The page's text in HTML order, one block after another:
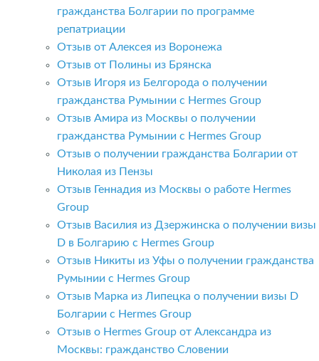
гражданства Болгарии по программе
репатриации
Отзыв от Алексея из Воронежа
Отзыв от Полины из Брянска
Отзыв Игоря из Белгорода о получении
гражданства Румынии с Hermes Group
Отзыв Амира из Москвы о получении
гражданства Румынии с Hermes Group
Отзыв о получении гражданства Болгарии от
Николая из Пензы
Отзыв Геннадия из Москвы о работе Hermes
Group
Отзыв Василия из Дзержинска о получении визы
D в Болгарию с Hermes Group
Отзыв Никиты из Уфы о получении гражданства
Румынии с Hermes Group
Отзыв Марка из Липецка о получении визы D
Болгарии с Hermes Group
Отзыв о Hermes Group от Александра из
Москвы: гражданство Словении